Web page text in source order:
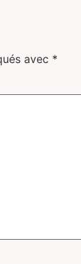
avec *